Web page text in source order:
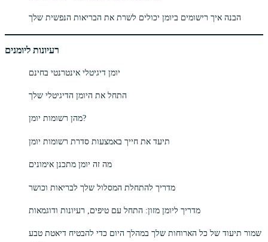
הבנה איך רישומים ביומן יכולים לשרת את הבריאות הנפשית שלך
רעיונות ליומנים
יומן דיגיטלי אינטרנטי בחינם
התחל את היומן הדיגיטלי שלך
מהן רשומות יומן?
תיעד את חייך באמצעות סדרת רשומות יומן
מה זה יומן מתכנן אימונים
מדריך להתחלת המסלול שלך לבריאות וכושר
מדריך ליומן מזון: התחל עם טיפים, רעיונות ודוגמאות
שמור תיעוד של כל הארוחות שלך במהלך היום כדי להבטיח דיאטת טבע